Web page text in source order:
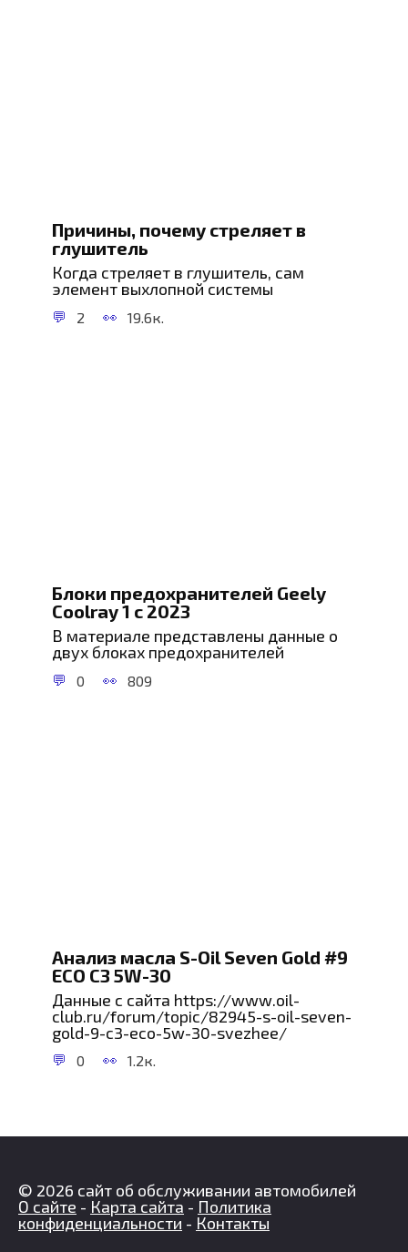
Причины, почему стреляет в
глушитель
Когда стреляет в глушитель, сам
элемент выхлопной системы
2 19.6к.
Блоки предохранителей Geely
Coolray 1 с 2023
В материале представлены данные о
двух блоках предохранителей
0 809
Анализ масла S-Oil Seven Gold #9
ECO C3 5W-30
Данные с сайта https://www.oil-
club.ru/forum/topic/82945-s-oil-seven-
gold-9-c3-eco-5w-30-svezhee/
0 1.2к.
© 2026 сайт об обслуживании автомобилей
О сайте - Карта сайта - Политика
конфиденциальности - Контакты